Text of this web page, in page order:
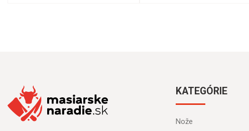
KATEGÓRIE
Nože